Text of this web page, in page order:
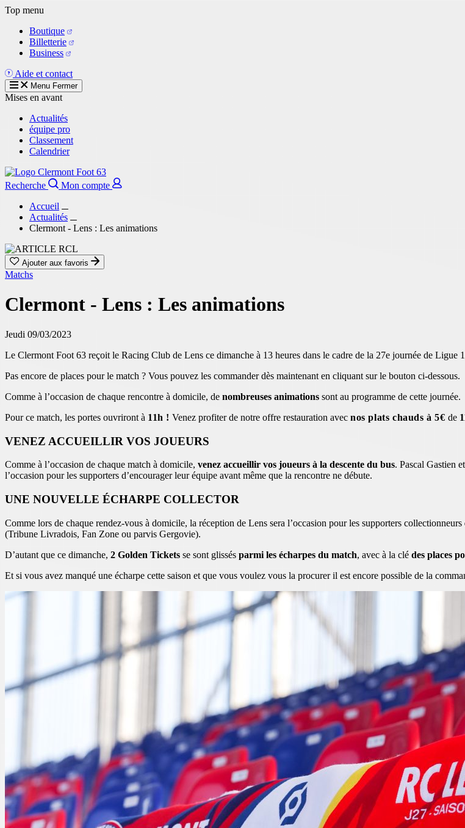
Aller
contenu
principal
Top menu
Boutique
Billetterie
Business
Aide et contact
Menu Fermer
Mises en avant
Actualités
équipe pro
Classement
Calendrier
Recherche
Mon compte
Accueil
Actualités
Clermont - Lens : Les animations
Ajouter aux favoris
Matchs
Clermont - Lens : Les animations
Jeudi 09/03/2023
Le Clermont Foot 63 reçoit le Racing Club de Lens ce dimanche à 13 heures dans le cadre de la 27e journée de Ligue
Pas encore de places pour le match ? Vous pouvez les commander dès maintenant en cliquant sur le bouton ci-dessous.
Comme à l’occasion de chaque rencontre à domicile, de nombreuses animations sont au programme de cette journée.
Pour ce match, les portes ouvriront à 11h ! Venez profiter de notre offre restauration avec nos plats chauds à 5€ de
VENEZ ACCUEILLIR VOS JOUEURS
Comme à l’occasion de chaque match à domicile, venez accueillir vos joueurs à la descente du bus. Pascal Gastien
l’occasion pour les supporters d’encourager leur équipe avant même que la rencontre ne débute.
UNE NOUVELLE ÉCHARPE COLLECTOR
Comme lors de chaque rendez-vous à domicile, la réception de Lens sera l’occasion pour les supporters
(Tribune Livradois, Fan Zone ou parvis Gergovie).
D’autant que ce dimanche, 2 Golden Tickets se sont glissés parmi les écharpes du match, avec à la clé des places
Et si vous avez manqué une écharpe cette saison et que vous voulez vous la procurer il est encore possible de la